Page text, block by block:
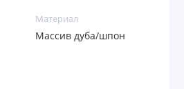
Материал
Массив дуба/шпон